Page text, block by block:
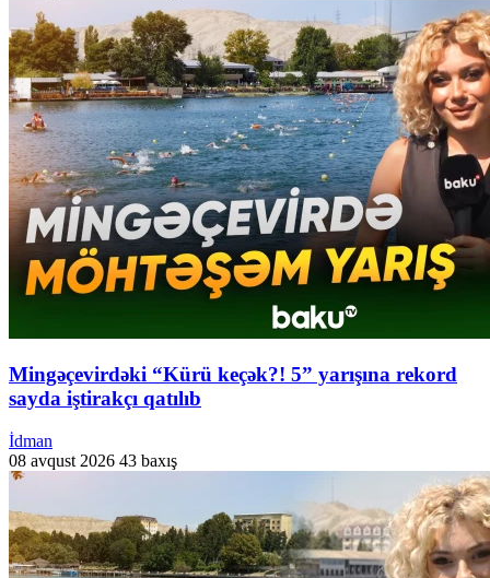
Mingəçevirdəki “Kürü keçək?! 5” yarışına rekord
sayda iştirakçı qatılıb
İdman
08 avqust 2026 43 baxış